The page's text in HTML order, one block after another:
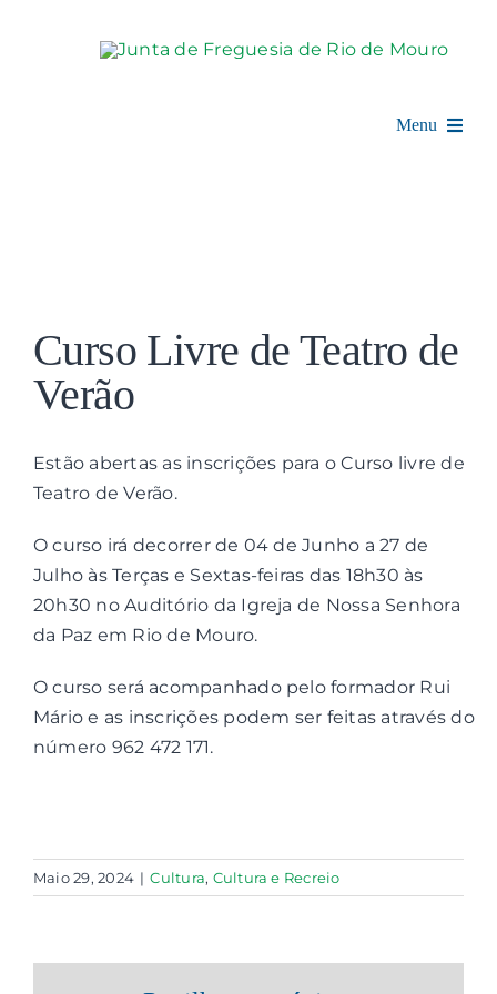
Menu
Balcão Digital
Contactos
Associações
Larger
Image
Curso Livre de Teatro de
Verão
Estão abertas as inscrições para o Curso livre de
Teatro de Verão.
O curso irá decorrer de 04 de Junho a 27 de
Julho às Terças e Sextas-feiras das 18h30 às
20h30 no Auditório da Igreja de Nossa Senhora
da Paz em Rio de Mouro.
O curso será acompanhado pelo formador Rui
Mário e as inscrições podem ser feitas através do
número 962 472 171.
Maio 29, 2024 | Cultura, Cultura e Recreio